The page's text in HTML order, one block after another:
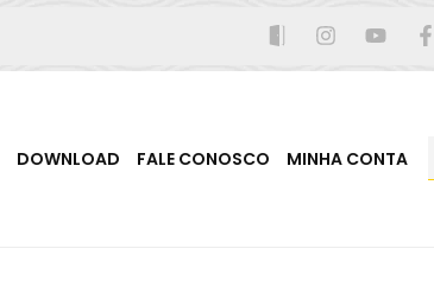
DOWNLOAD FALE CONOSCO MINHA CONTA